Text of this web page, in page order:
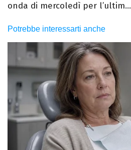
onda di mercoledì per l’ultim...